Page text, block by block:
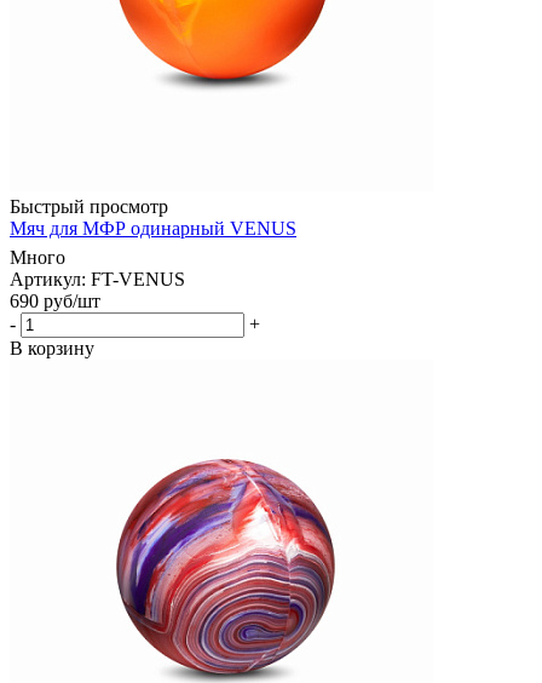
Быстрый просмотр
Мяч для МФР одинарный VENUS
Много
Артикул: FT-VENUS
690 руб/шт
-
+
В корзину